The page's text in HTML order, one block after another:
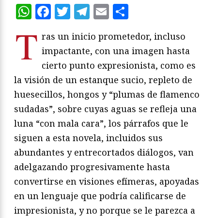
WhatsApp
Facebook
Twitter
Telegram
Email
T ras un inicio prometedor, incluso
impactante, con una imagen hasta
cierto punto expresionista, como es
la visión de un estanque sucio, repleto de
huesecillos, hongos y “plumas de flamenco
sudadas”, sobre cuyas aguas se refleja una
luna “con mala cara”, los párrafos que le
siguen a esta novela, incluidos sus
abundantes y entrecortados diálogos, van
adelgazando progresivamente hasta
convertirse en visiones efímeras, apoyadas
en un lenguaje que podría calificarse de
impresionista, y no porque se le parezca a